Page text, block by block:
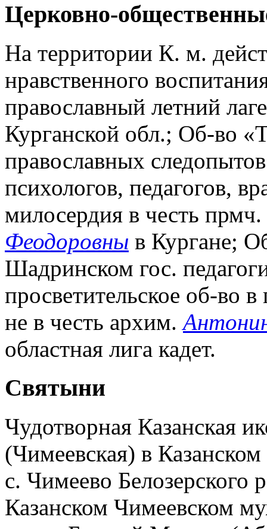
Церковно-
На территории К. м.
нравственного
православный летний
Курганской обл.; Об-во
православных
психологов, педагогов,
милосердия в честь
Феодоровны в Кургане;
Шадринском гос.
просветительское об-во
не в честь архим.
областная лига кадет.
Святыни
Чудотворная Казанская
(Чимеевская) в
с. Чимеево Белозерского
Казанском Чимеевском